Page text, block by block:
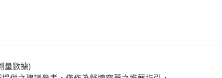
量數據)